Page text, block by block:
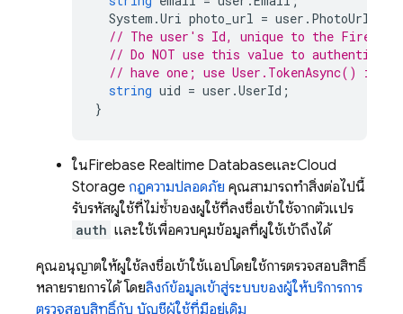
System .Uri photo_url = user . PhotoUrl
// The user's Id, unique to the
// Do NOT use this value to
// have one; use User.TokenAsync()
string uid = user .UserId ;
}
ในFirebase Realtime DatabaseและCloud
Storage กฎความปลอดภัย คุณสามารถทำสิ่งต่อไปนี้
รับรหัสผู้ใช้ที่ไม่ซ้ำของผู้ใช้ที่ลงชื่อเข้าใช้จากตัวแปร
auth และใช้เพื่อควบคุมข้อมูลที่ผู้ใช้เข้าถึงได้
คุณอนุญาตให้ผู้ใช้ลงชื่อเข้าใช้แอปโดยใช้การตรวจสอบสิทธิ์
หลายรายการได้ โดยลิงก์ข้อมูลเข้าสู่ระบบของผู้ให้บริการการ
ตรวจสอบสิทธิ์กับ บัญชีผู้ใช้ที่มีอยู่เดิม